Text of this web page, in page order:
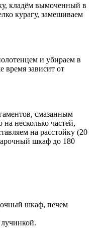
кладём вымоченный в
курагу, замешиваем
и убираем в
время зависит от
смазанным
несколько частей,
на расстойку (20
шкаф до 180
шкаф, печем